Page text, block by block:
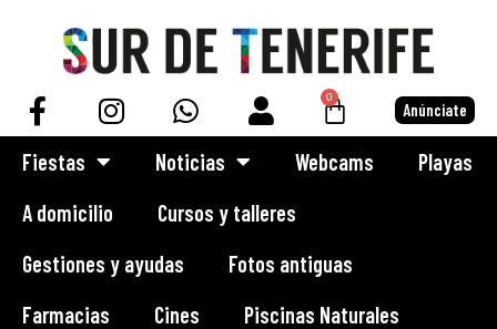
contenido
0
Anúnciate
Fiestas Noticias Webcams
Playas
A domicilio
Cursos y talleres
Gestiones y ayudas
Fotos antiguas
Farmacias
Cines
Piscinas Naturales